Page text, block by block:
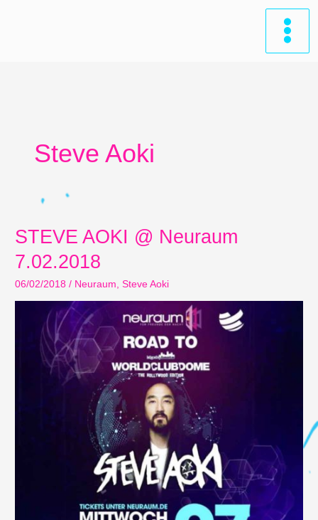
Steve Aoki
STEVE AOKI @ Neuraum
7.02.2018
06/02/2018/ Neuraum,Steve Aoki